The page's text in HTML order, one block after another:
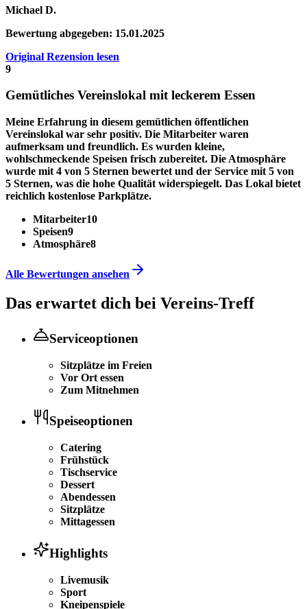
Michael D.
Bewertung abgegeben: 15.01.2025
Original Rezension lesen
9
Gemütliches Vereinslokal mit leckerem Essen
Meine Erfahrung in diesem gemütlichen öffentlichen
Vereinslokal war sehr positiv. Die Mitarbeiter waren
aufmerksam und freundlich. Es wurden kleine,
wohlschmeckende Speisen frisch zubereitet. Die Atmosphäre
wurde mit 4 von 5 Sternen bewertet und der Service mit 5 von
5 Sternen, was die hohe Qualität widerspiegelt. Das Lokal bietet
reichlich kostenlose Parkplätze.
Mitarbeiter10
Speisen9
Atmosphäre8
Alle Bewertungen ansehen
Das erwartet dich bei Vereins-Treff
Serviceoptionen
Sitzplätze im Freien
Vor Ort essen
Zum Mitnehmen
Speiseoptionen
Catering
Frühstück
Tischservice
Dessert
Abendessen
Sitzplätze
Mittagessen
Highlights
Livemusik
Sport
Kneipenspiele